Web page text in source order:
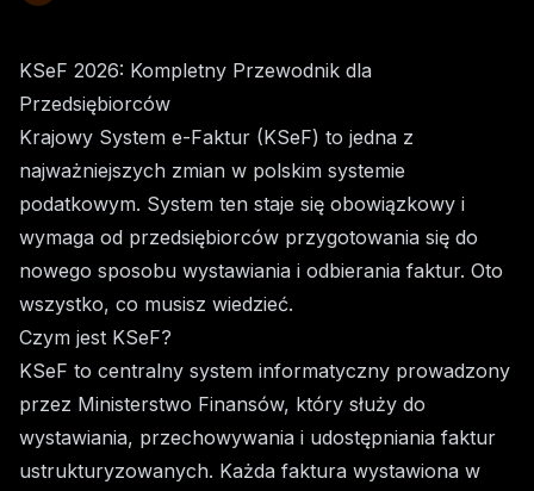
KSeF 2026: Kompletny Przewodnik dla
Przedsiębiorców
Krajowy System e-Faktur (KSeF) to jedna z
najważniejszych zmian w polskim systemie
podatkowym. System ten staje się obowiązkowy i
wymaga od przedsiębiorców przygotowania się do
nowego sposobu wystawiania i odbierania faktur. Oto
wszystko, co musisz wiedzieć.
Czym jest KSeF?
KSeF to centralny system informatyczny prowadzony
przez Ministerstwo Finansów, który służy do
wystawiania, przechowywania i udostępniania faktur
ustrukturyzowanych. Każda faktura wystawiona w